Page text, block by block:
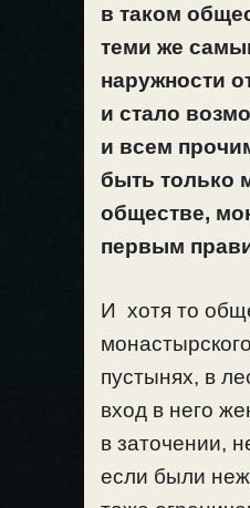
в таком
теми же
наружности
и стало
и всем
быть только
обществе,
первым
И хотя то
пустынях, в
вход в него
в заточении,
если были